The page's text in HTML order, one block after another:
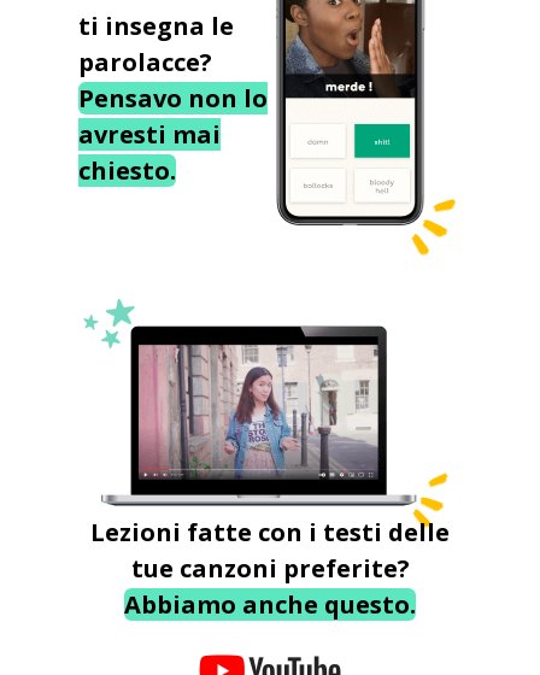
ti insegna le
parolacce?
Pensavo non lo
avresti mai
chiesto.
Lezioni fatte con i testi delle
tue canzoni preferite?
Abbiamo anche questo.